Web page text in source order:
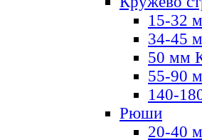
15-32
34-45
50 мм
55-90
140-
Рюши
20-40